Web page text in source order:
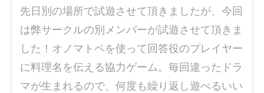
先日別の場所で試遊させて頂きましたが、今回
は弊サークルの別メンバーが試遊させて頂きま
した！オノマトペを使って回答役のプレイヤー
に料理名を伝える協力ゲーム。毎回違ったドラ
マが生まれるので、何度も繰り返し遊べるいい